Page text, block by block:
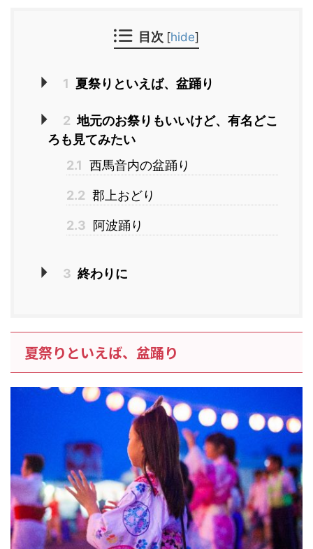
目次 [hide]
1 夏祭りといえば、盆踊り
2 地元のお祭りもいいけど、有名どこ
ろも見てみたい
2.1 西馬音内の盆踊り
2.2 郡上おどり
2.3 阿波踊り
3 終わりに
夏祭りといえば、盆踊り